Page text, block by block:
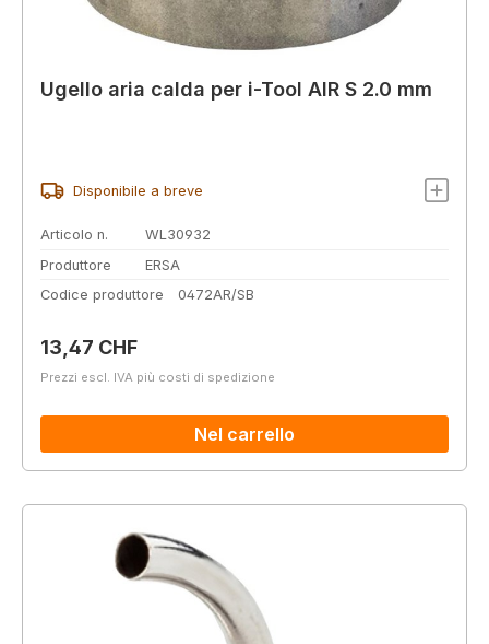
Ugello aria calda per i-Tool AIR S 2.0 mm
Disponibile a breve
Articolo n.
WL30932
Produttore
ERSA
Codice produttore
0472AR/SB
Prezzo normale:
13,47 CHF
Prezzi escl. IVA più costi di spedizione
Nel carrello